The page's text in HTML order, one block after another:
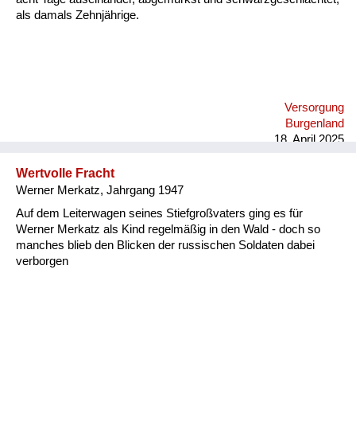
als damals Zehnjährige.
Versorgung
Burgenland
18. April 2025
Wertvolle Fracht
Werner Merkatz, Jahrgang 1947
Auf dem Leiterwagen seines Stiefgroßvaters ging es für
Werner Merkatz als Kind regelmäßig in den Wald - doch so
manches blieb den Blicken der russischen Soldaten dabei
verborgen